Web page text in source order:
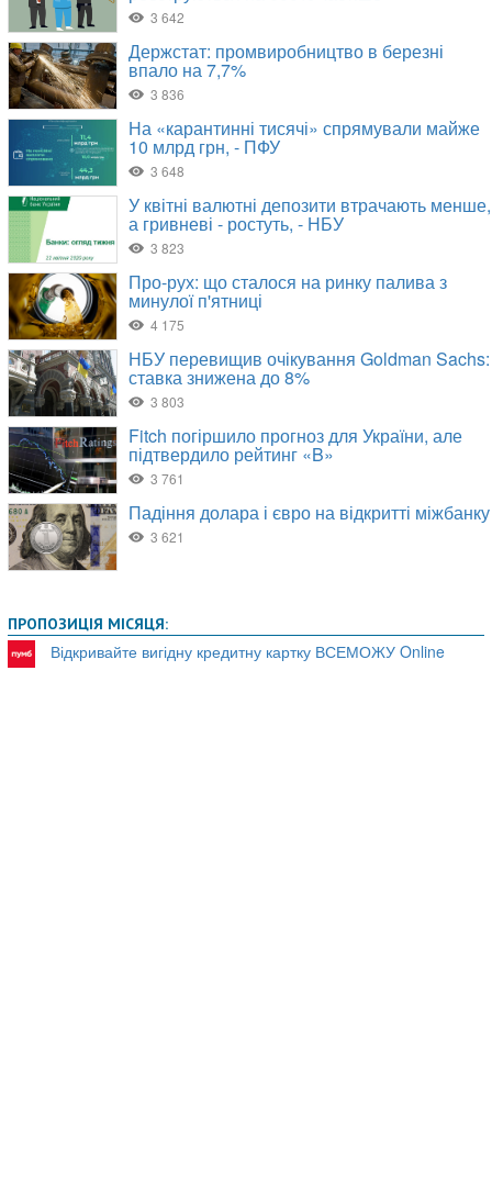
ПРОПОЗИЦІЯ МІСЯЦЯ:
Відкривайте вигідну кредитну картку ВСЕМОЖУ Online